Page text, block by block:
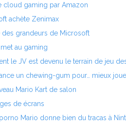
cloud gaming par Amazon
achète Zenimax
des grandeurs de Microsoft
met au gaming
le JV est devenu le terrain de jeu
un chewing-gum pour… mieux
Mario Kart de salon
de écrans
Mario donne bien du tracas à